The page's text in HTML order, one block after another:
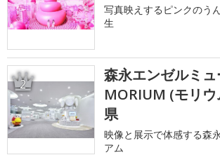
写真映えするピンクのう
生
2
森永エンゼルミ
MORIUM (モリウ
県
映像と展示で体感する森
アム